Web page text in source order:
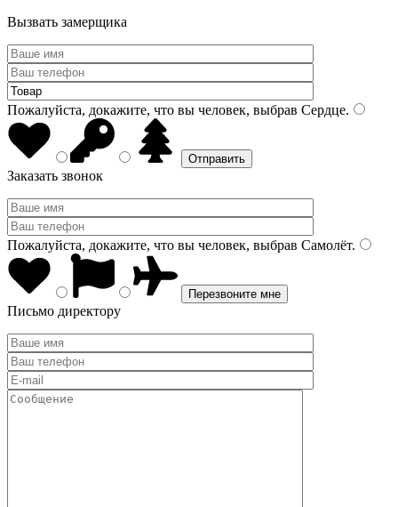
Вызвать замерщика
Пожалуйста, докажите, что вы человек, выбрав Сердце.
Заказать звонок
Пожалуйста, докажите, что вы человек, выбрав Самолёт.
Письмо директору